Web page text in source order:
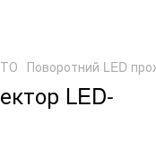
Поворотний LED
LED-